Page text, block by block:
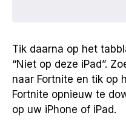
Tik daarna op het
“Niet op deze iPad”.
naar Fortnite en tik op
Fortnite opnieuw te
op uw iPhone of iPad.